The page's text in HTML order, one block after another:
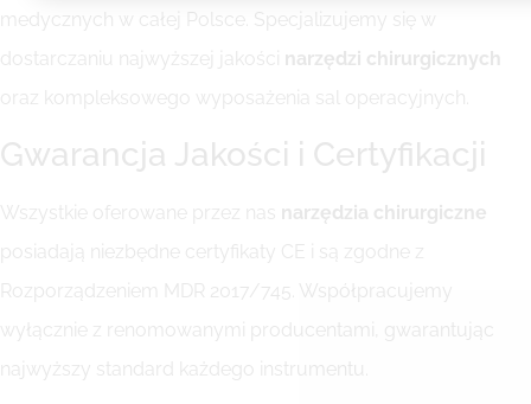
medycznych w całej Polsce. Specjalizujemy się w
dostarczaniu najwyższej jakości narzędzi chirurgicznych
oraz kompleksowego wyposażenia sal operacyjnych.
Gwarancja Jakości i Certyfikacji
Wszystkie oferowane przez nas narzędzia chirurgiczne
posiadają niezbędne certyfikaty CE i są zgodne z
Rozporządzeniem MDR 2017/745. Współpracujemy
wyłącznie z renomowanymi producentami, gwarantując
najwyższy standard każdego instrumentu.